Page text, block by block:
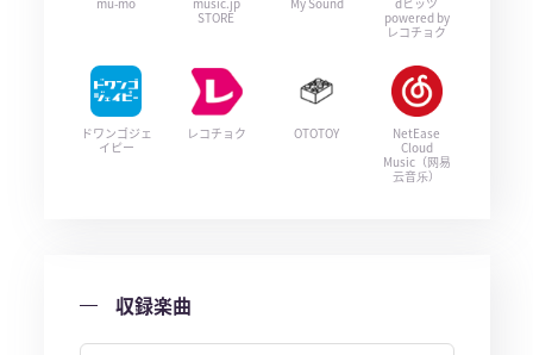
STORE
powered by
レコチョク
ドワンゴジェ
イピー
レコチョク OTOTOY
NetEase
Cloud
Music（网易
云音乐）
収録楽曲